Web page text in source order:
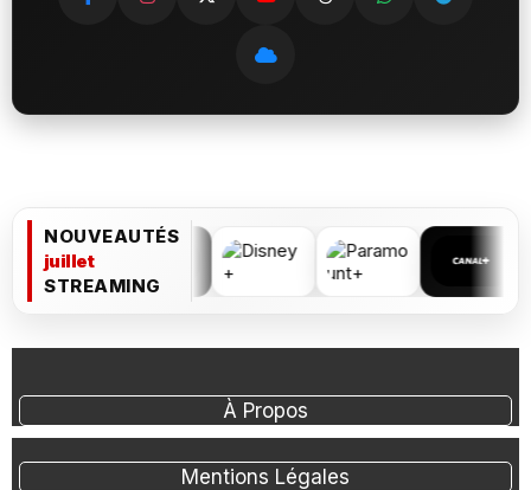
NOUVEAUTÉS
juillet
STREAMING
À Propos
Mentions Légales